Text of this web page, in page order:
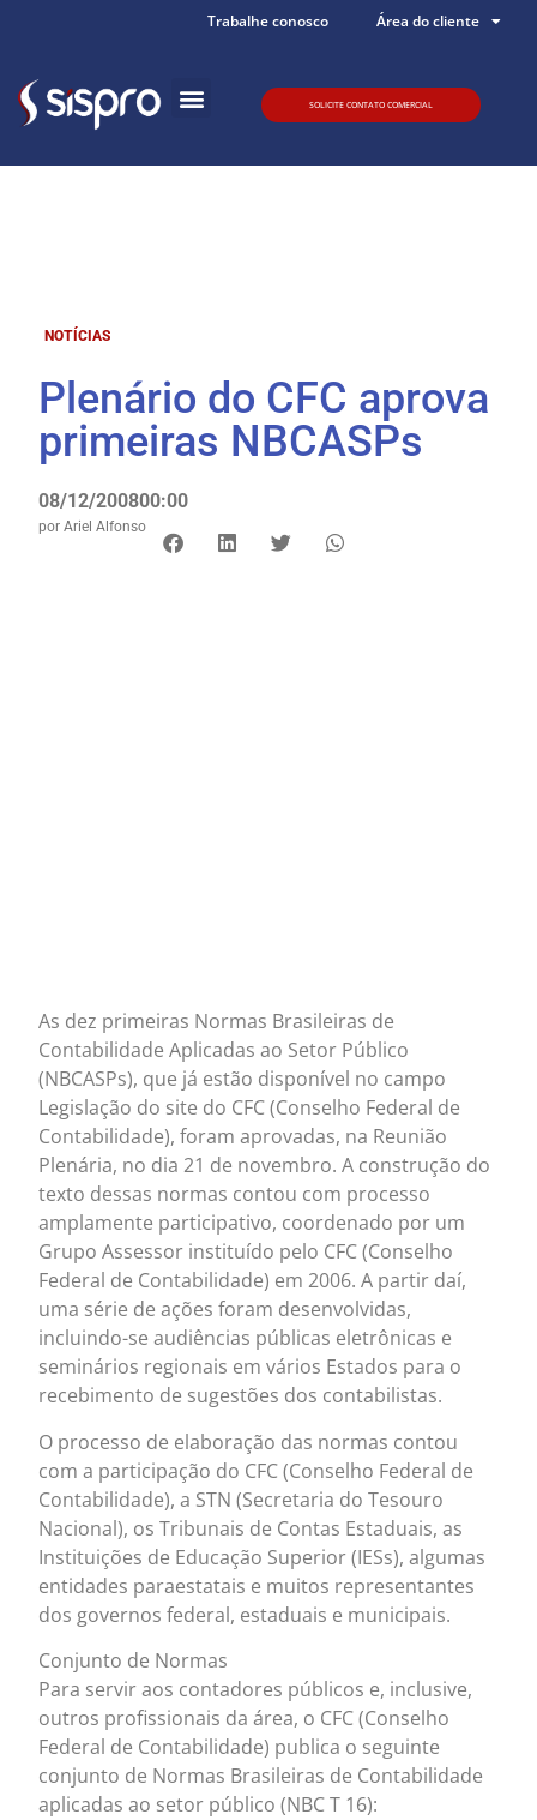
Trabalhe conosco Área do cliente
SOLICITE CONTATO COMERCIAL
NOTÍCIAS
Plenário do CFC aprova
primeiras NBCASPs
08/12/200800:00
por Ariel Alfonso
As dez primeiras Normas Brasileiras de
Contabilidade Aplicadas ao Setor Público
(NBCASPs), que já estão disponível no campo
Legislação do site do CFC (Conselho Federal de
Contabilidade), foram aprovadas, na Reunião
Plenária, no dia 21 de novembro. A construção do
texto dessas normas contou com processo
amplamente participativo, coordenado por um
Grupo Assessor instituído pelo CFC (Conselho
Federal de Contabilidade) em 2006. A partir daí,
uma série de ações foram desenvolvidas,
incluindo-se audiências públicas eletrônicas e
seminários regionais em vários Estados para o
recebimento de sugestões dos contabilistas.
O processo de elaboração das normas contou
com a participação do CFC (Conselho Federal de
Contabilidade), a STN (Secretaria do Tesouro
Nacional), os Tribunais de Contas Estaduais, as
Instituições de Educação Superior (IESs), algumas
entidades paraestatais e muitos representantes
dos governos federal, estaduais e municipais.
Conjunto de Normas
Para servir aos contadores públicos e, inclusive,
outros profissionais da área, o CFC (Conselho
Federal de Contabilidade) publica o seguinte
conjunto de Normas Brasileiras de Contabilidade
aplicadas ao setor público (NBC T 16):